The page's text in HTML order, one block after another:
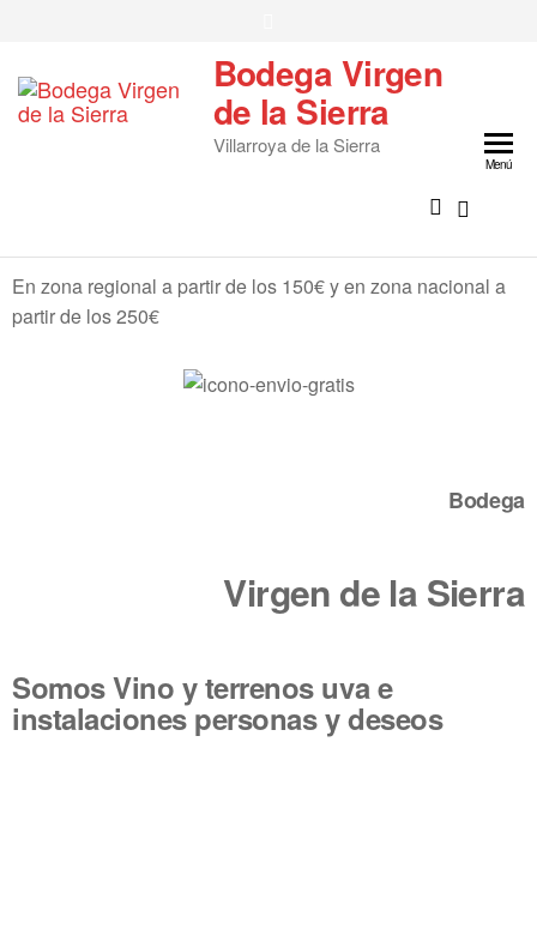
Bodega Virgen
de la Sierra
Villarroya de la Sierra
Menú
En zona regional a partir de los 150€ y en zona nacional a
partir de los 250€
Bodega
Virgen de la Sierra
SomosVino y terrenos uva e
instalaciones personas y deseos